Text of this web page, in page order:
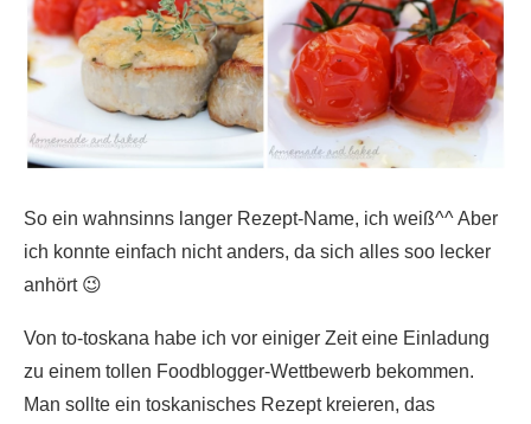
So ein wahnsinns langer Rezept-Name, ich weiß^^ Aber
ich konnte einfach nicht anders, da sich alles soo lecker
anhört 😉
Von to-toskana habe ich vor einiger Zeit eine Einladung
zu einem tollen Foodblogger-Wettbewerb bekommen.
Man sollte ein toskanisches Rezept kreieren, das